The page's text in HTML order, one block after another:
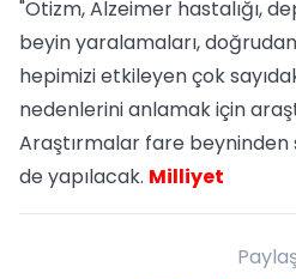
"Otizm, Alzeimer hastalığı,
beyin yaralamaları,
hepimizi etkileyen çok
nedenlerini anlamak için
Araştırmalar fare beyninden
de yapılacak. Milliyet